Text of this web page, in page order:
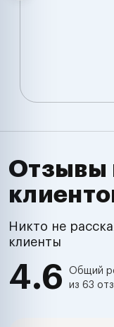
Отзывы
Никто не
клиенты
4.6
Общий
из 63